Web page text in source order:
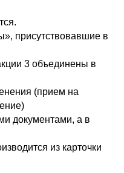
присутствовавшие в
3 объединены в
(прием на
документами, а в
из карточки